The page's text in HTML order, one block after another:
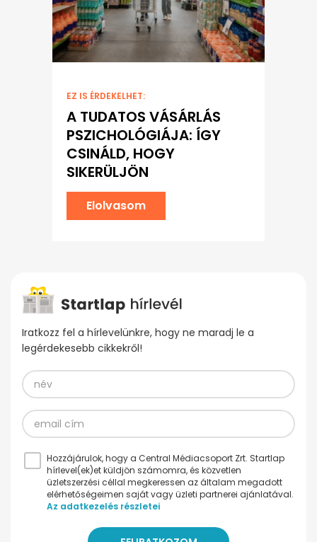
EZ IS ÉRDEKELHET:
A TUDATOS VÁSÁRLÁS
PSZICHOLÓGIÁJA: ÍGY
CSINÁLD, HOGY
SIKERÜLJÖN
Elolvasom
Iratkozz fel a hírlevelünkre, hogy ne maradj le a
legérdekesebb cikkekről!
Hozzájárulok, hogy a Central Médiacsoport Zrt. Startlap
hírlevel(ek)et küldjön számomra, és közvetlen
üzletszerzési céllal megkeressen az általam megadott
elérhetőségeimen saját vagy üzleti partnerei ajánlatával.
Az adatkezelés részletei